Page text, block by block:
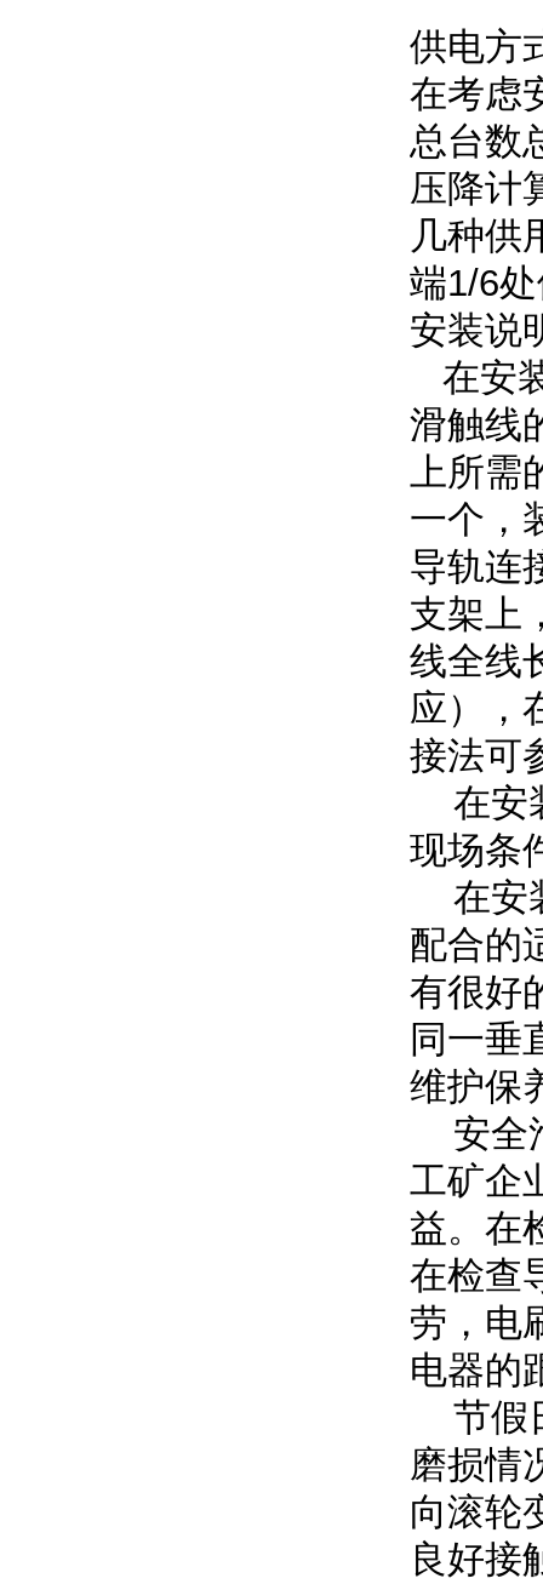
供电方
在考虑
总台数
压降计
几种
端1/6
安装说
在安
滑触线
上所需
一个，
导轨连
支架上
线全线
应），
接法可
在安
现场条
在安
配合的
有很好
同一垂
维护保
安全
工矿企
益。在
在检查
劳，电
电器的
节假
磨损情
向滚轮
良好接